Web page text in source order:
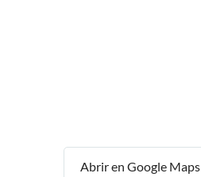
Abrir en Google Maps